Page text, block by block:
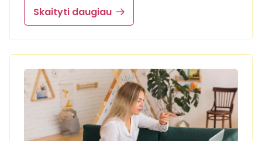
Skaityti daugiau